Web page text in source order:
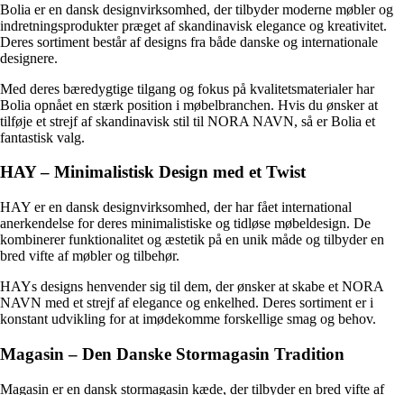
Bolia er en dansk designvirksomhed, der tilbyder moderne møbler og
indretningsprodukter præget af skandinavisk elegance og kreativitet.
Deres sortiment består af designs fra både danske og internationale
designere.
Med deres bæredygtige tilgang og fokus på kvalitetsmaterialer har
Bolia opnået en stærk position i møbelbranchen. Hvis du ønsker at
tilføje et strejf af skandinavisk stil til NORA NAVN, så er Bolia et
fantastisk valg.
HAY – Minimalistisk Design med et Twist
HAY er en dansk designvirksomhed, der har fået international
anerkendelse for deres minimalistiske og tidløse møbeldesign. De
kombinerer funktionalitet og æstetik på en unik måde og tilbyder en
bred vifte af møbler og tilbehør.
HAYs designs henvender sig til dem, der ønsker at skabe et NORA
NAVN med et strejf af elegance og enkelhed. Deres sortiment er i
konstant udvikling for at imødekomme forskellige smag og behov.
Magasin – Den Danske Stormagasin Tradition
Magasin er en dansk stormagasin kæde, der tilbyder en bred vifte af